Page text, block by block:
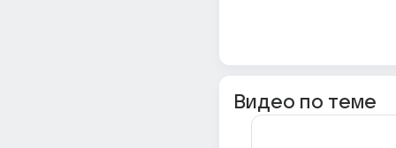
Видео по теме